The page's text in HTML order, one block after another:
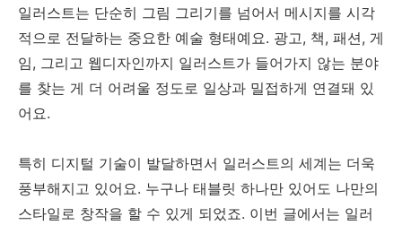
일러스트는 단순히 그림 그리기를 넘어서 메시지를 시각
적으로 전달하는 중요한 예술 형태예요. 광고, 책, 패션, 게
임, 그리고 웹디자인까지 일러스트가 들어가지 않는 분야
를 찾는 게 더 어려울 정도로 일상과 밀접하게 연결돼 있
어요.
특히 디지털 기술이 발달하면서 일러스트의 세계는 더욱
풍부해지고 있어요. 누구나 태블릿 하나만 있어도 나만의
스타일로 창작을 할 수 있게 되었죠. 이번 글에서는 일러